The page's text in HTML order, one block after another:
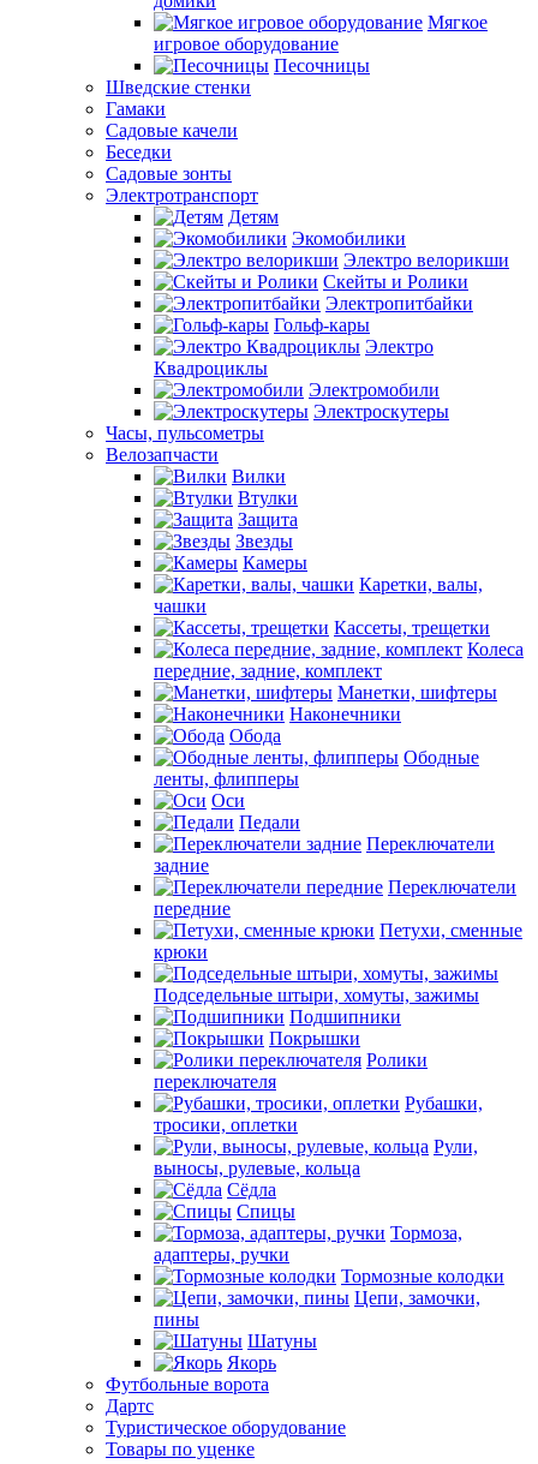
Мягкое
игровое оборудование
Песочницы
Шведские стенки
Гамаки
Садовые качели
Беседки
Садовые зонты
Электротранспорт
Детям
Экомобилики
Электро велорикши
Скейты и Ролики
Электропитбайки
Гольф-кары
Электро
Квадроциклы
Электромобили
Электроскутеры
Часы, пульсометры
Велозапчасти
Вилки
Втулки
Защита
Звезды
Камеры
Каретки, валы,
чашки
Кассеты, трещетки
Колеса
передние, задние, комплект
Манетки, шифтеры
Наконечники
Обода
Ободные
ленты, флипперы
Оси
Педали
Переключатели
задние
Переключатели
передние
Петухи, сменные
крюки
Подседельные штыри, хомуты, зажимы
Подшипники
Покрышки
Ролики
переключателя
Рубашки,
тросики, оплетки
Рули,
выносы, рулевые, кольца
Сёдла
Спицы
Тормоза,
адаптеры, ручки
Тормозные колодки
Цепи, замочки,
пины
Шатуны
Якорь
Футбольные ворота
Дартс
Туристическое оборудование
Товары по уценке